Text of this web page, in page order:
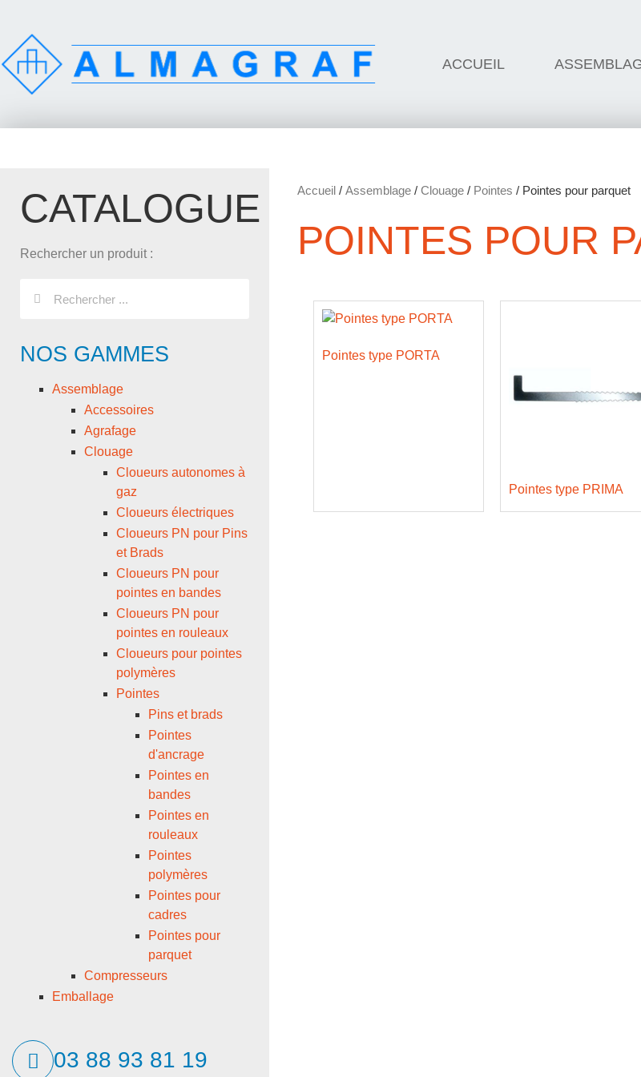
ACCUEIL
CATALOGUE
Rechercher un produit :
NOS GAMMES
Assemblage
Accessoires
Agrafage
Clouage
Cloueurs autonomes à
gaz
Cloueurs électriques
Cloueurs PN pour Pins
et Brads
Cloueurs PN pour
pointes en bandes
Cloueurs PN pour
pointes en rouleaux
Cloueurs pour pointes
polymères
Pointes
Pins et brads
Pointes
d'ancrage
Pointes en
bandes
Pointes en
rouleaux
Pointes
polymères
Pointes pour
cadres
Pointes pour
parquet
Compresseurs
Emballage
03 88 93 81 19
Accueil / Assemblage / Clouage / Pointes / Pointes pour parquet
POINTES POUR
Pointes type PORTA
Pointes type PRIMA